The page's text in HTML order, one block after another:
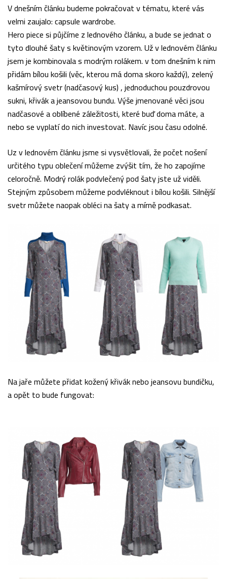
V dnešním článku budeme pokračovat v tématu, které vás
velmi zaujalo: capsule wardrobe.
Hero piece si půjčíme z lednového článku, a bude se jednat o
tytodlouhé šaty s květinovým vzorem. Už v lednovém článku
jsem je kombinovala s modrým rolákem. v tom dnešním k nim
přidám bílou košili (věc, kterou má doma skoro každý), zelený
kašmírový svetr (nadčasový kus) , jednoduchou pouzdrovou
sukni, křivák a jeansovou bundu. Výše jmenované věci jsou
nadčasové a oblíbené záležitosti, které buď doma máte, a
nebo se vyplatí do nich investovat. Navíc jsou času odolné.
Uz vlednovém článkujsme si vysvětlovali, že počet nošení
určitého typu oblečení můžeme zvýšit tím, že ho zapojíme
celoročně. Modrý rolák podvlečený pod šaty jste už viděli.
Stejným způsobem můžeme podvléknout i bílou košili. Silnější
svetr můžete naopak obléci na šaty a mírně podkasat.
Na jaře můžete přidat kožený křivák nebo jeansovu bundičku,
a opět to bude fungovat: